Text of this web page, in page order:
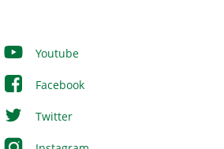
Youtube
Facebook
Twitter